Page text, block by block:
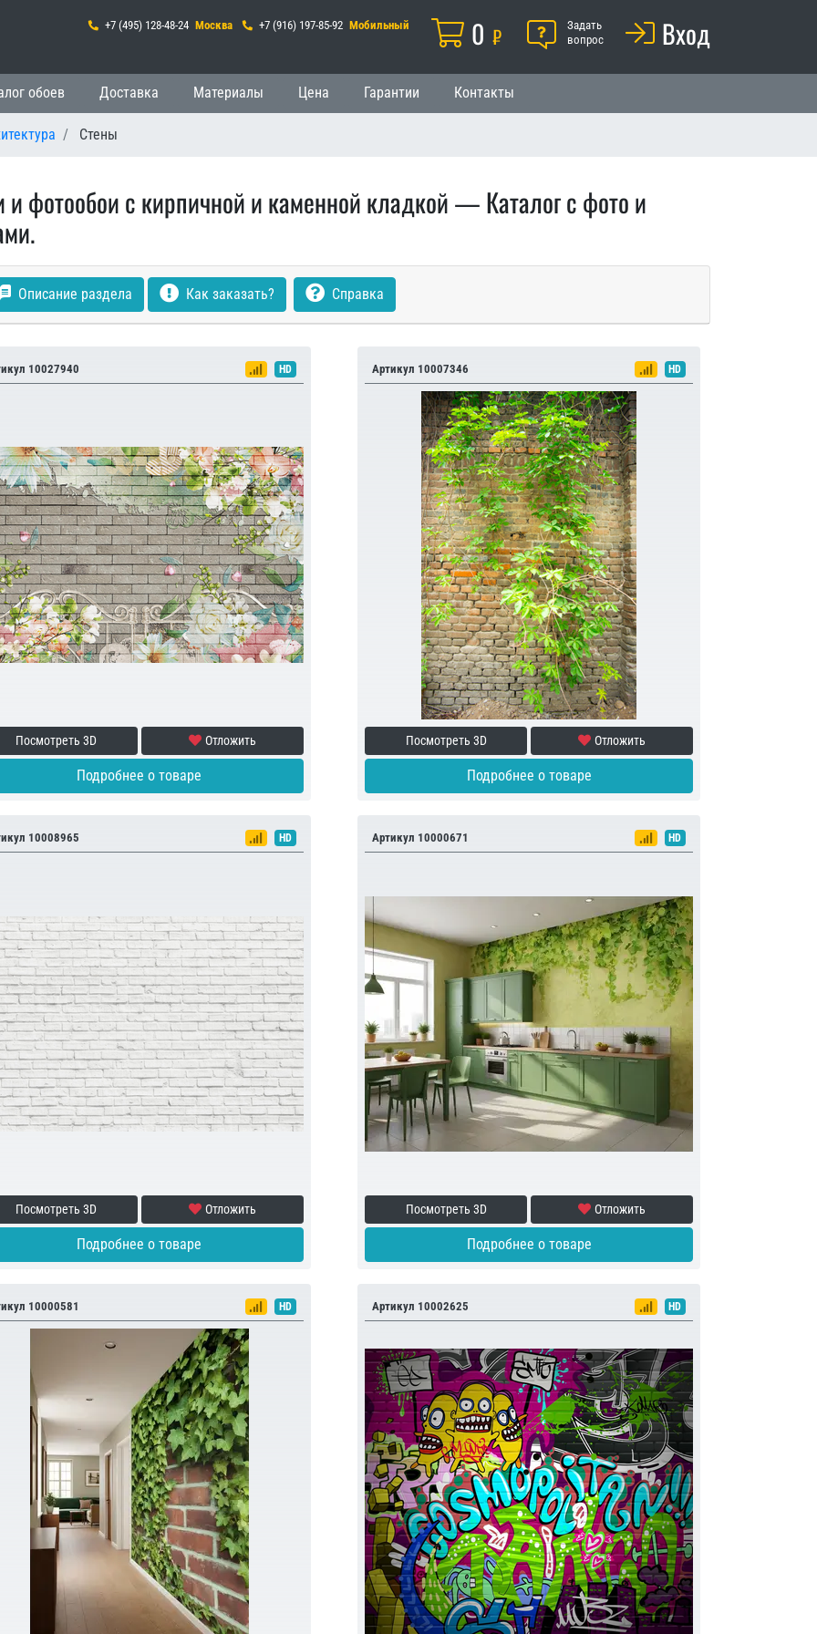
+7 (495) 128-48-24 Москва +7 (916) 197-85-92 Мобильный Корзина
0 ₽ ПомощьЗадать
вопрос
Вход
обоев Доставка Материалы Цена Гарантии Контакты
Стены
и фотообои с кирпичной и каменной кладкой — Каталог с фото и
Описание раздела Как заказать? Справка
10027940 HD
Посмотреть 3D Отложить
Подробнее о товаре
Артикул 10007346 HD
Посмотреть 3D Отложить
Подробнее о товаре
10008965 HD
Посмотреть 3D Отложить
Подробнее о товаре
Артикул 10000671 HD
Посмотреть 3D Отложить
Подробнее о товаре
10000581 HD Артикул 10002625 HD